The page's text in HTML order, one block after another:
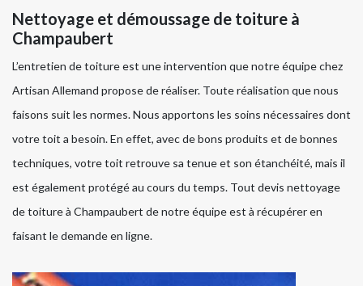
Nettoyage et démoussage de toiture à
Champaubert
L’entretien de toiture est une intervention que notre équipe chez
Artisan Allemand propose de réaliser. Toute réalisation que nous
faisons suit les normes. Nous apportons les soins nécessaires dont
votre toit a besoin. En effet, avec de bons produits et de bonnes
techniques, votre toit retrouve sa tenue et son étanchéité, mais il
est également protégé au cours du temps. Tout devis nettoyage
de toiture à Champaubert de notre équipe est à récupérer en
faisant le demande en ligne.